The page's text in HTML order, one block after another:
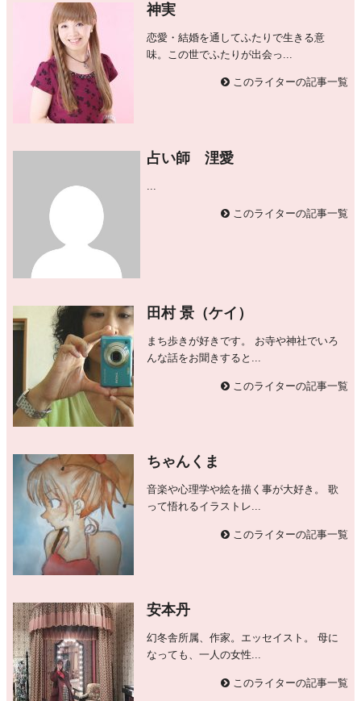
神実
恋愛・結婚を通してふたりで生きる意
味。この世でふたりが出会っ...
このライターの記事一覧
占い師 浬愛
このライターの記事一覧
田村 景（ケイ）
まち歩きが好きです。 お寺や神社でいろ
んな話をお聞きすると...
このライターの記事一覧
ちゃんくま
音楽や心理学や絵を描く事が大好き。 歌
って悟れるイラストレ...
このライターの記事一覧
安本丹
幻冬舎所属、作家。エッセイスト。 母に
なっても、一人の女性...
このライターの記事一覧